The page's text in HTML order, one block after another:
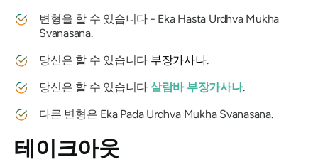
변형을 할 수 있습니다 - Eka Hasta Urdhva Mukha
Svanasana.
당신은 할 수 있습니다 부장가사나.
당신은 할 수 있습니다 살람바 부장가사나.
다른 변형은 Eka Pada Urdhva Mukha Svanasana.
테이크아웃